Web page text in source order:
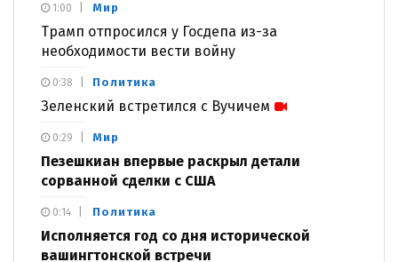
Мир
Трамп отпросился у Госдепа из-за
необходимости вести войну
1:00
Политика
Зеленский встретился с Вучичем
0:38
Мир
Пезешкиан впервые раскрыл детали
сорванной сделки с США
0:29
Политика
Исполняется год со дня исторической
вашингтонской встречи
0:14